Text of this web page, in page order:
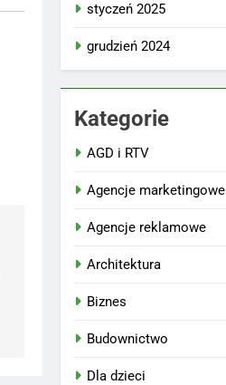
styczeń 2025
grudzień 2024
Kategorie
AGD i RTV
Agencje marketingowe
Agencje reklamowe
Architektura
Biznes
Budownictwo
Dla dzieci